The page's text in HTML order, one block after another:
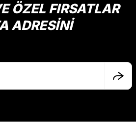
veya görüntülenemiyor.
bilgiler bulunuyor.
daha pahalı.
alternatifler olmalı.
ÖZEL FIRSATLAR
ADRESİNİ